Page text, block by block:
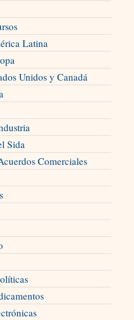
Latina
Unidos y Canadá
Sida
Comerciales